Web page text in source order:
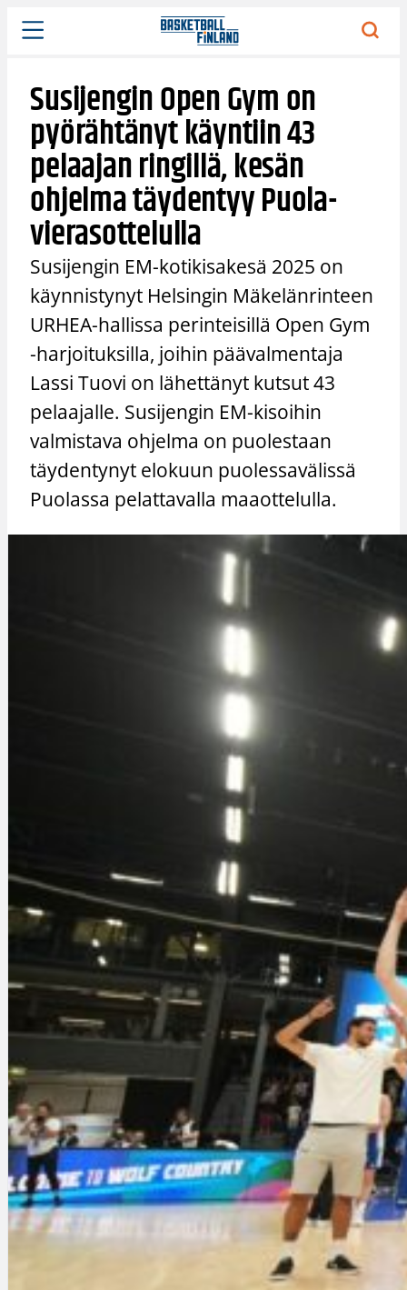
Siirry
sisältöön
Susijengin Open Gym on
pyörähtänyt käyntiin 43
pelaajan ringillä, kesän
ohjelma täydentyy Puola-
vierasottelulla
Susijengin EM-kotikisakesä 2025 on
käynnistynyt Helsingin Mäkelänrinteen
URHEA-hallissa perinteisillä Open Gym
-harjoituksilla, joihin päävalmentaja
Lassi Tuovi on lähettänyt kutsut 43
pelaajalle. Susijengin EM-kisoihin
valmistava ohjelma on puolestaan
täydentynyt elokuun puolessavälissä
Puolassa pelattavalla maaottelulla.